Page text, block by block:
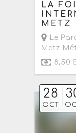
LA
METZ
Le
Metz
8,50
28
OCT